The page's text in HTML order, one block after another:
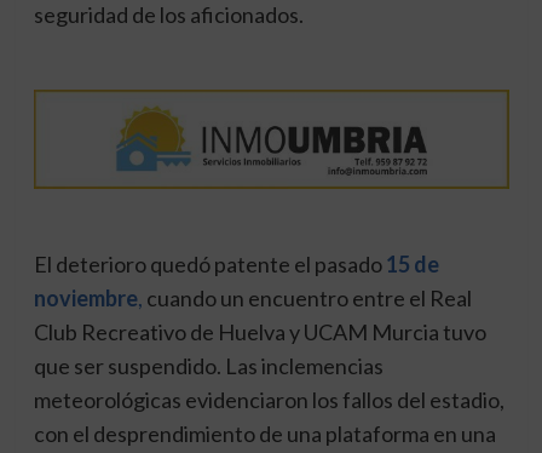
seguridad de los aficionados.
El deterioro quedó patente el pasado 15 de
noviembre, cuando un encuentro entre el Real
Club Recreativo de Huelva y UCAM Murcia tuvo
que ser suspendido. Las inclemencias
meteorológicas evidenciaron los fallos del estadio,
con el desprendimiento de una plataforma en una